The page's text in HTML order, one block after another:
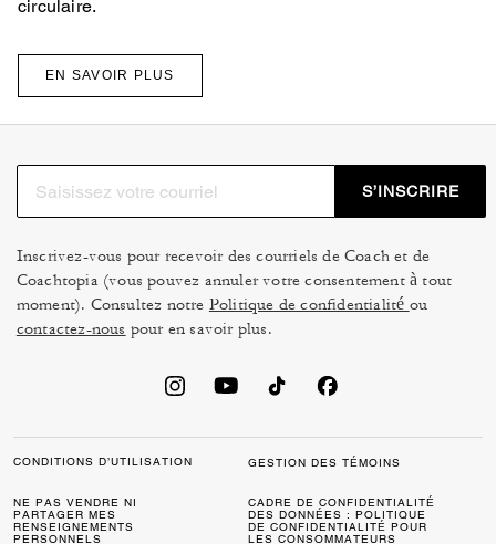
circulaire.
EN SAVOIR PLUS
S’INSCRIRE
Inscrivez-vous pour recevoir des courriels de Coach et de
Coachtopia (vous pouvez annuler votre consentement à tout
moment). Consultez notre Politique de confidentialité ou
contactez-nous pour en savoir plus.
CONDITIONS D’UTILISATION GESTION DES TÉMOINS
NE PAS VENDRE NI
PARTAGER MES
RENSEIGNEMENTS
PERSONNELS
CADRE DE CONFIDENTIALITÉ
DES DONNÉES : POLITIQUE
DE CONFIDENTIALITÉ POUR
LES CONSOMMATEURS